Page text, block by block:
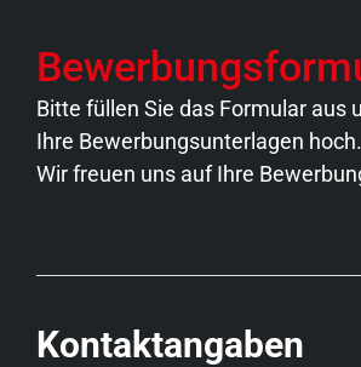
Bitte füllen Sie das Formular aus
Ihre Bewerbungsunterlagen hoch.
Wir freuen uns auf Ihre
Kontaktangaben